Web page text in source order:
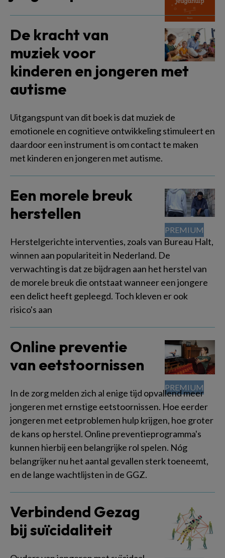
De kracht van
muziek voor
kinderen en jongeren met
autisme
Uitgangspunt van dit boek is dat muziek de
emotionele en cognitieve ontwikkeling stimuleert en
daardoor een instrument is om contact te maken
met kinderen en jongeren met autisme.
Een morele breuk
herstellen
Herstelgerichte interventies, zoals van Bureau Halt,
winnen aan populariteit in Nederland. De
verwachting is dat ze bijdragen aan het herstel van
de morele breuk die ontstaat wanneer een jongere
een delict heeft gepleegd. Toch kleven er ook
risico's aan
Online preventie
van eetstoornissen
In de zorg melden zich al enige tijd opvallend meer
jongeren met ernstige eetstoornissen. Hoe eerder
jongeren met eetproblemen hulp krijgen, hoe groter
de kans op herstel. Online preventieprogramma's
kunnen hierbij een belangrijke rol spelen. Nóg
belangrijker nu het aantal gevallen sterk toeneemt,
en de lange wachtlijsten in de GGZ.
Verbindend Gezag
bij suïcidaliteit